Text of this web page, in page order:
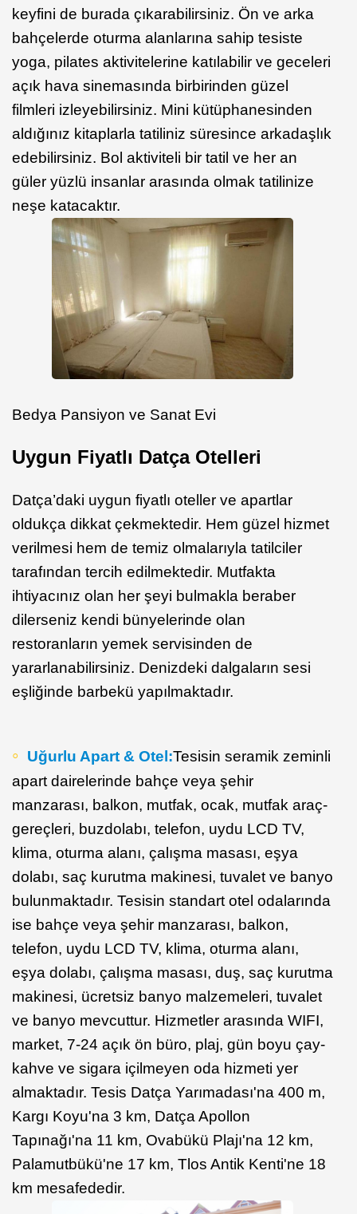
keyfini de burada çıkarabilirsiniz. Ön ve arka
bahçelerde oturma alanlarına sahip tesiste
yoga, pilates aktivitelerine katılabilir ve geceleri
açık hava sinemasında birbirinden güzel
filmleri izleyebilirsiniz. Mini kütüphanesinden
aldığınız kitaplarla tatiliniz süresince arkadaşlık
edebilirsiniz. Bol aktiviteli bir tatil ve her an
güler yüzlü insanlar arasında olmak tatilinize
neşe katacaktır.
Bedya Pansiyon ve Sanat Evi
Uygun Fiyatlı Datça Otelleri
Datça’daki uygun fiyatlı oteller ve apartlar
oldukça dikkat çekmektedir. Hem güzel hizmet
verilmesi hem de temiz olmalarıyla tatilciler
tarafından tercih edilmektedir. Mutfakta
ihtiyacınız olan her şeyi bulmakla beraber
dilerseniz kendi bünyelerinde olan
restoranların yemek servisinden de
yararlanabilirsiniz. Denizdeki dalgaların sesi
eşliğinde barbekü yapılmaktadır.
Uğurlu Apart & Otel:Tesisin seramik zeminli
apart dairelerinde bahçe veya şehir
manzarası, balkon, mutfak, ocak, mutfak araç-
gereçleri, buzdolabı, telefon, uydu LCD TV,
klima, oturma alanı, çalışma masası, eşya
dolabı, saç kurutma makinesi, tuvalet ve banyo
bulunmaktadır. Tesisin standart otel odalarında
ise bahçe veya şehir manzarası, balkon,
telefon, uydu LCD TV, klima, oturma alanı,
eşya dolabı, çalışma masası, duş, saç kurutma
makinesi, ücretsiz banyo malzemeleri, tuvalet
ve banyo mevcuttur. Hizmetler arasında WIFI,
market, 7-24 açık ön büro, plaj, gün boyu çay-
kahve ve sigara içilmeyen oda hizmeti yer
almaktadır. Tesis Datça Yarımadası'na 400 m,
Kargı Koyu'na 3 km, Datça Apollon
Tapınağı'na 11 km, Ovabükü Plajı'na 12 km,
Palamutbükü'ne 17 km, Tlos Antik Kenti'ne 18
km mesafededir.